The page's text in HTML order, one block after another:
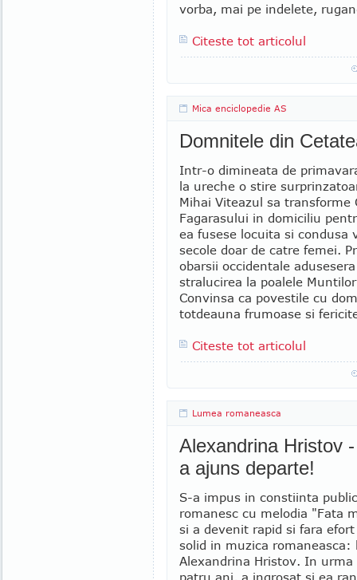
vorba, mai pe indelete,
Citeste tot articolul
Mica enciclopedie AS
Domnitele din
Intr-o dimineata de
la ureche o stire
Mihai Viteazul sa transforme
Fagarasului in domiciliu
ea fusese locuita si condusa
secole doar de catre femei.
obarsii occidentale
stralucirea la poalele
Convinsa ca povestile cu
totdeauna frumoase si
Citeste tot articolul
Lumea romaneasca
Alexandrina Hristov
a ajuns departe!
S-a impus in constiinta
romanesc cu melodia "Fata
si a devenit rapid si fara
solid in muzica romaneasca:
Alexandrina Hristov. In urma
patru ani, a ingrosat si ea